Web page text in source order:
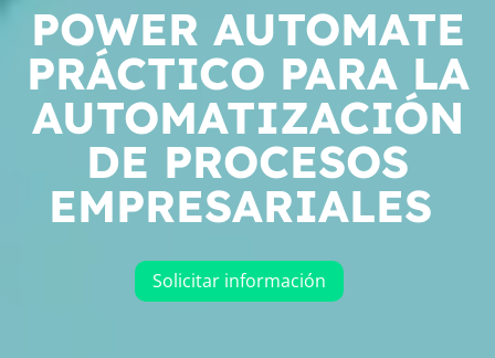
POWER AUTOMATE
PRÁCTICO PARA LA
AUTOMATIZACIÓN
DE PROCESOS
EMPRESARIALES
Solicitar información